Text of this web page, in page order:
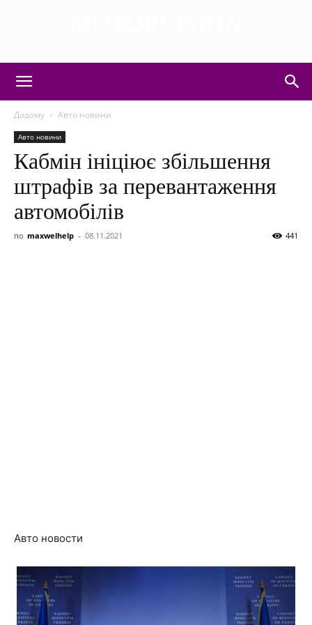
Додому Авто новини
Авто новини
Кабмін ініціює збільшення
штрафів за перевантаження
автомобілів
по maxwelhelp - 08.11.2021 441
Авто новости